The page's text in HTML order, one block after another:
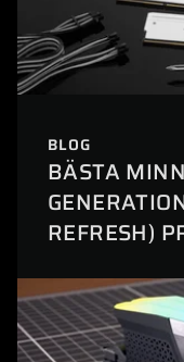
BLOG
BÄSTA
REFRESH)